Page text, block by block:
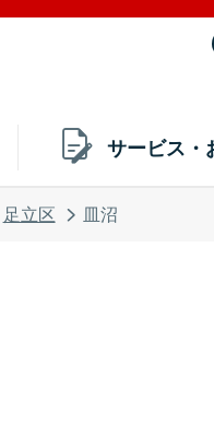
サービス・
足立区 皿沼